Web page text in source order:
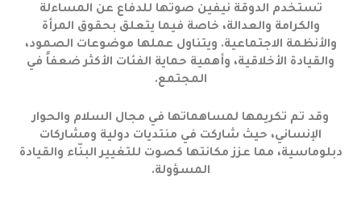
تستخدم الدوقة نيفين صوتها للدفاع عن المساءلة
والكرامة والعدالة، خاصة فيما يتعلق بحقوق المرأة
والأنظمة الاجتماعية. ويتناول عملها موضوعات الصمود،
والقيادة الأخلاقية، وأهمية حماية الفئات الأكثر ضعفاً في
المجتمع.
وقد تم تكريمها لمساهماتها في مجال السلام والحوار
الإنساني، حيث شاركت في منتديات دولية ومشاركات
دبلوماسية، مما عزز مكانتها كصوت للتغيير البنّاء والقيادة
المسؤولة.